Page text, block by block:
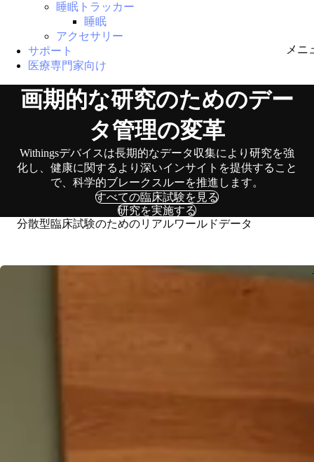
メニ
睡眠トラッカー
睡眠
アクセサリー
サポート
医療専門家向け
画期的な研究のためのデー
タ管理の変革
Withingsデバイスは長期的なデータ収集により研究を強
化し、健康に関するより深いインサイトを提供すること
で、科学的ブレークスルーを推進します。
すべての臨床試験を見る
研究を実施する
分散型臨床試験のためのリアルワールドデータ